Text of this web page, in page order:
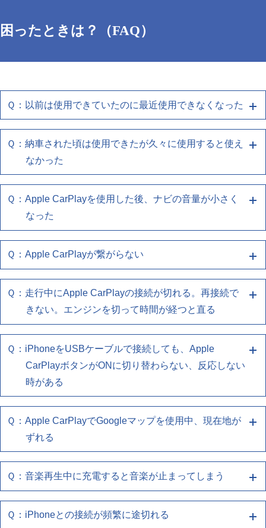
困ったときは？（FAQ）
Ｑ：以前は使用できていたのに最近使用できなくなった
Ａ１ 端末との再接続、端末/ナビの再起動をお
試しください
・お使いのスマートフォンの再起動をしてください
・お使いのUSBケーブルがスマートフォンとUSBポ
しくはUSB認証取得済み品であるか確認してくださ
い
・Wi-FiやBluetoothが本機と接続されているかをご確
認ください
(無線でお使いのお客様)
を再度登録しなおしてください
・複数の機器登録をしている場合、切り替わっていな
いか確認してください
Ｑ：納車された頃は使用できたが久々に使用すると使え
なかった
Ａ１ 端末との再接続、端末/ナビの再起動をお
試しください
・お使いのスマートフォンの再起動をしてください
・お使いのUSBケーブルがスマートフォンとUSBポ
ートに正しく接続されているか確認してください
しくはUSB認証取得済み品であるか確認してくださ
い
(有線でお使いのお客様)
認ください
(無線でお使いのお客様)
を再度登録しなおしてください
・複数の機器登録をしている場合、切り替わっていな
Ｑ：Apple CarPlayを使用した後、ナビの音量が小さく
なった
Ａ１ 端末との再接続、端末/ナビの再起動をお
試しください
下記の確認をお願いします
・お使いのスマートフォンの再起動をしてください
・お使いのUSBケーブルがスマートフォンとUSBポ
ートに正しく接続されているか確認してください
・使用しているケーブルがスマートフォン同梱品、も
い
(有線でお使いのお客様)
認ください
・iPhoneのCarPlay設定で、ナビゲーションとの接続
を再度登録しなおしてください
Ｑ：Apple CarPlayが繋がらない
Ａ１ 端末との再接続、端末/ナビの再起動をお
試しください
・お使いのスマートフォンの再起動をしてください
・お使いのUSBケーブルがスマートフォンとUSBポ
ートに正しく接続されているか確認してください
・使用しているケーブルがスマートフォン同梱品、も
(有線でお使いのお客様)
認ください
Ｑ：走行中にApple CarPlayの接続が切れる。再接続で
きない。エンジンを切って時間が経つと直る
Ａ１ 端末との再接続、端末/ナビの再起動をお
試しください
下記の確認をお願いします
・お使いのスマートフォンの再起動をしてください
・お使いのUSBケーブルがスマートフォンとUSBポ
ートに正しく接続されているか確認してください
・使用しているケーブルがスマートフォン同梱品、も
い
Ｑ：iPhoneをUSBケーブルで接続しても、Apple
CarPlayボタンがONに切り替わらない、反応しない
時がある
Ａ１ 端末との再接続、端末/ナビの再起動をお
試しください
・お使いのスマートフォンの再起動をしてください
・お使いのUSBケーブルがスマートフォンとUSBポ
Ｑ：Apple CarPlayでGoogleマップを使用中、現在地が
ずれる
Ａ１ 端末との再接続、端末/ナビの再起動をお
試しください
下記の確認をお願いします
Ｑ：音楽再生中に充電すると音楽が止まってしまう
Ａ１ 端末との再接続、端末/ナビの再起動をお
Ｑ：iPhoneとの接続が頻繁に途切れる